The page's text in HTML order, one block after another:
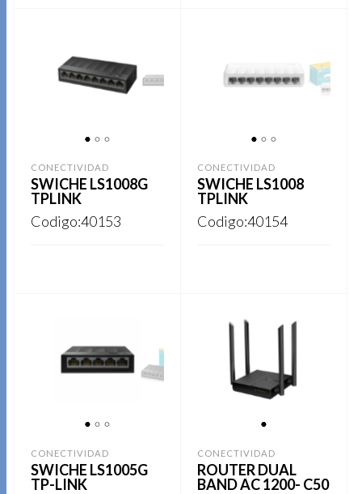
CONECTIVIDAD
SWICHE LS1008G
TPLINK
Codigo:40153
CONECTIVIDAD
SWICHE LS1008
TPLINK
Codigo:40154
CONECTIVIDAD
SWICHE LS1005G
TP-LINK
CONECTIVIDAD
ROUTER DUAL
BAND AC 1200- C50